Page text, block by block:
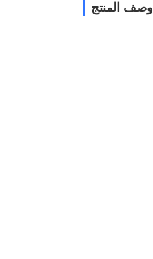
وصف المنتج